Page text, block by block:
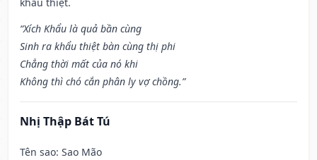
“Xích Khẩu là quả bần cùng
Sinh ra khẩu thiệt bàn cùng thị phi
Chẳng thời mất của nó khi
Không thì chó cắn phân ly vợ chồng.”
Nhị Thập Bát Tú
Tên sao: Sao Mão